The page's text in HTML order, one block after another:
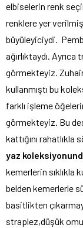
elbiselerin renk
renklere yer
büyüleyiciydi.
ağırlıktaydı.
görmekteyiz.
kullanmıştı bu
farklı işleme
görmekteyiz. Bu
kattığını rahatlıkla
yaz
kemerlerin sıklıkla
belden kemerlerle
basitlikten
straplez,düşük